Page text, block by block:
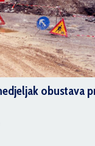
obustava